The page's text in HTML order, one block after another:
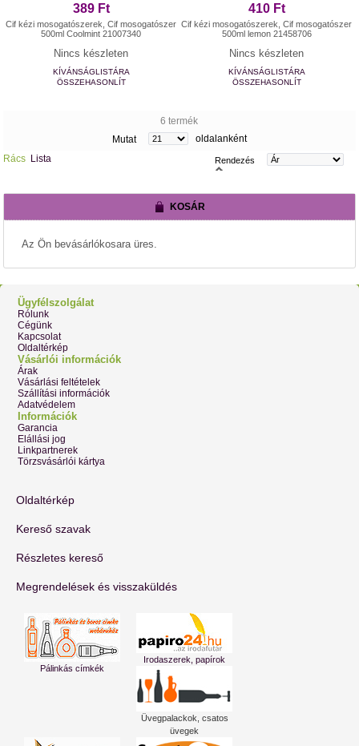
389 Ft
Cif kézi mosogatószerek, Cif mosogatószer
500ml Coolmint 21007340
Nincs készleten
KÍVÁNSÁGLISTÁRA
ÖSSZEHASONLÍT
410 Ft
Cif kézi mosogatószerek, Cif mosogatószer
500ml lemon 21458706
Nincs készleten
KÍVÁNSÁGLISTÁRA
ÖSSZEHASONLÍT
6 termék
Mutat
oldalanként
Rács Lista Rendezés
KOSÁR
Az Ön bevásárlókosara üres.
Ügyfélszolgálat
Rólunk
Cégünk
Kapcsolat
Oldaltérkép
Vásárlói információk
Árak
Vásárlási feltételek
Szállítási információk
Adatvédelem
Információk
Garancia
Elállási jog
Linkpartnerek
Törzsvásárlói kártya
Oldaltérkép
Kereső szavak
Részletes kereső
Megrendelések és visszaküldés
Pálinkás címkék
Irodaszerek, papírok
Üvegpalackok, csatos
üvegek